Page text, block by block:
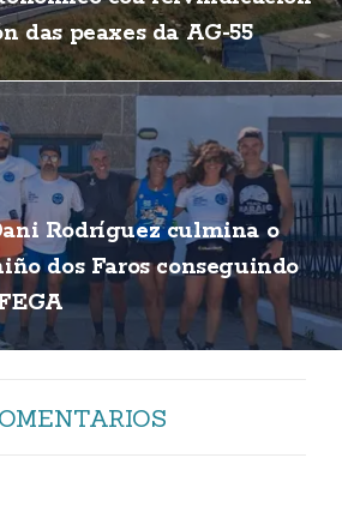
das peaxes da AG-55
Rodríguez culmina o
dos Faros conseguindo